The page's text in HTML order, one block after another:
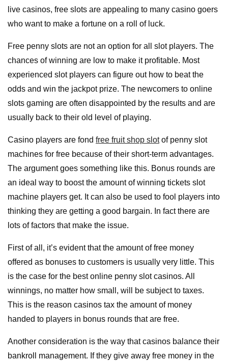
live casinos, free slots are appealing to many casino goers
who want to make a fortune on a roll of luck.
Free penny slots are not an option for all slot players. The
chances of winning are low to make it profitable. Most
experienced slot players can figure out how to beat the
odds and win the jackpot prize. The newcomers to online
slots gaming are often disappointed by the results and are
usually back to their old level of playing.
Casino players are fond free fruit shop slotof penny slot
machines for free because of their short-term advantages.
The argument goes something like this. Bonus rounds are
an ideal way to boost the amount of winning tickets slot
machine players get. It can also be used to fool players into
thinking they are getting a good bargain. In fact there are
lots of factors that make the issue.
First of all, it’s evident that the amount of free money
offered as bonuses to customers is usually very little. This
is the case for the best online penny slot casinos. All
winnings, no matter how small, will be subject to taxes.
This is the reason casinos tax the amount of money
handed to players in bonus rounds that are free.
Another consideration is the way that casinos balance their
bankroll management. If they give away free money in the